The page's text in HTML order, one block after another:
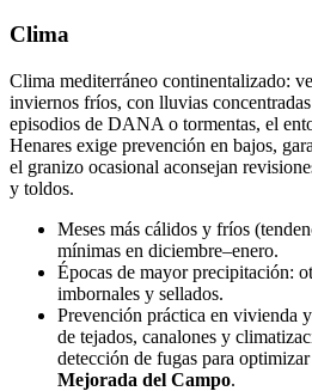
Clima
Clima mediterráneo continentalizado:
inviernos fríos, con lluvias
episodios de DANA o tormentas, el
Henares exige prevención en bajos,
el granizo ocasional aconsejan
y toldos.
Meses más cálidos y fríos
mínimas en diciembre–enero.
Épocas de mayor precipitación:
imbornales y sellados.
Prevención práctica en vivienda
de tejados, canalones y
detección de fugas para
Mejorada del Campo.